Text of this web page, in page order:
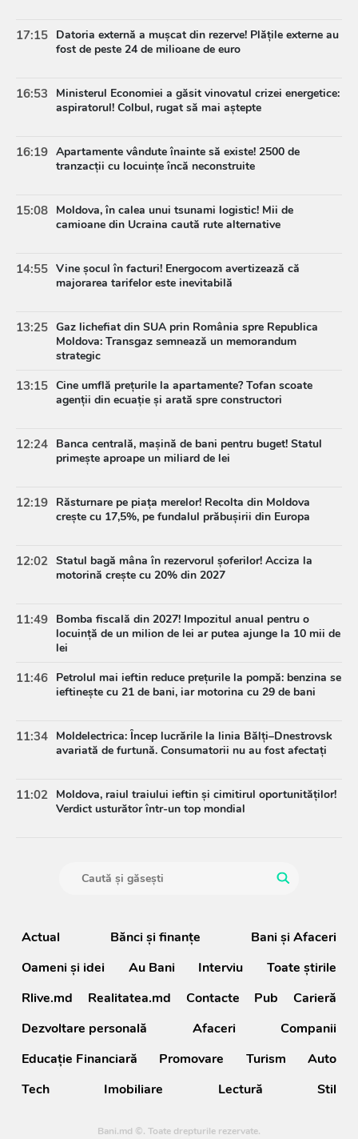
17:15 Datoria externă a mușcat din rezerve! Plățile externe au
fost de peste 24 de milioane de euro
16:53
Ministerul Economiei a găsit vinovatul crizei energetice:
aspiratorul! Colbul, rugat să mai aștepte
16:19 Apartamente vândute înainte să existe! 2500 de
tranzacții cu locuințe încă neconstruite
15:08 Moldova, în calea unui tsunami logistic! Mii de
camioane din Ucraina caută rute alternative
14:55 Vine șocul în facturi! Energocom avertizează că
majorarea tarifelor este inevitabilă
13:25 Gaz lichefiat din SUA prin România spre Republica
Moldova: Transgaz semnează un memorandum
strategic
13:15 Cine umflă prețurile la apartamente? Tofan scoate
agenții din ecuație și arată spre constructori
12:24 Banca centrală, mașină de bani pentru buget! Statul
primește aproape un miliard de lei
12:19 Răsturnare pe piața merelor! Recolta din Moldova
crește cu 17,5%, pe fundalul prăbușirii din Europa
12:02 Statul bagă mâna în rezervorul șoferilor! Acciza la
motorină crește cu 20% din 2027
11:49 Bomba fiscală din 2027! Impozitul anual pentru o
locuință de un milion de lei ar putea ajunge la 10 mii de
lei
11:46 Petrolul mai ieftin reduce prețurile la pompă: benzina se
ieftinește cu 21 de bani, iar motorina cu 29 de bani
11:34 Moldelectrica: Încep lucrările la linia Bălți–Dnestrovsk
avariată de furtună. Consumatorii nu au fost afectați
11:02 Moldova, raiul traiului ieftin și cimitirul oportunităților!
Verdict usturător într-un top mondial
Actual Bănci şi finanţe
Bani și Afaceri
Oameni şi idei
Au Bani Interviu
Toate știrile
Rlive.md
Realitatea.md Contacte Pub
Carieră
Dezvoltare personală
Afaceri
Companii
Educație Financiară
Promovare Turism
Auto
Tech
Imobiliare Lectură Stil
Bani.md ©. Toate drepturile rezervate.